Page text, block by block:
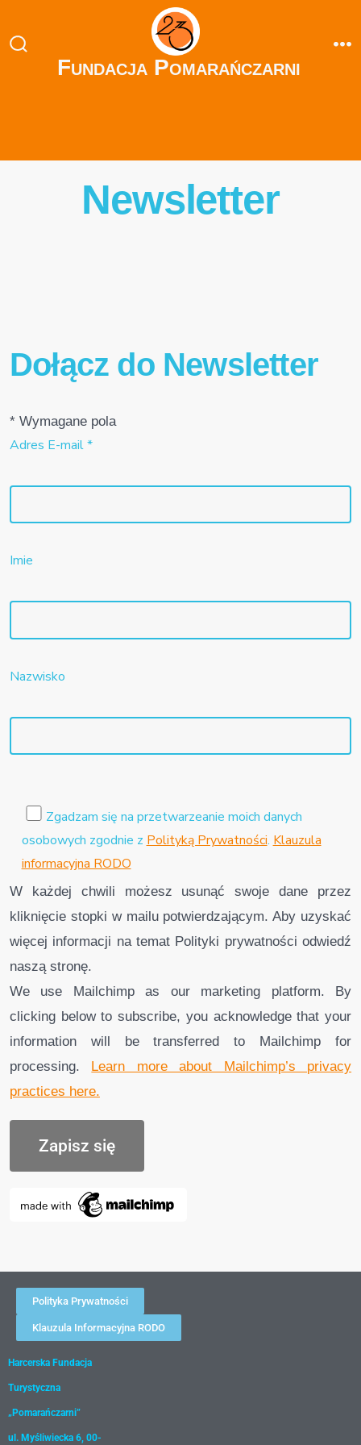
Fundacja Pomarańczarni
Newsletter
Dołącz do Newsletter
*Wymagane pola
Adres E-mail*
Imie
Nazwisko
Zgadzam się na przetwarzeanie moich danych
osobowych zgodnie z Polityką Prywatności. Klauzula
informacyjna RODO
W każdej chwili możesz usunąć swoje dane przez
kliknięcie stopki w mailu potwierdzającym. Aby uzyskać
więcej informacji na temat Polityki prywatności odwiedź
naszą stronę.
We use Mailchimp as our marketing platform. By
clicking below to subscribe, you acknowledge that your
information will be transferred to Mailchimp for
processing. Learn more about Mailchimp’s privacy
practices here.
Polityka Prywatności
Klauzula Informacyjna RODO
Harcerska Fundacja
Turystyczna
„Pomarańczarni”
ul. Myśliwiecka 6, 00-